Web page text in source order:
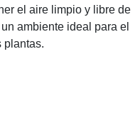
el aire limpio y libre de
ambiente ideal para el
plantas.